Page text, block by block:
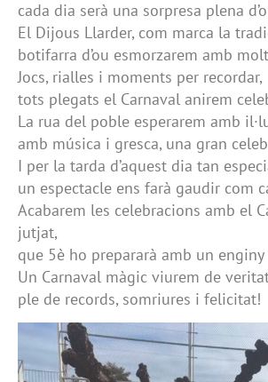
cada dia serà una sorpresa plena
El Dijous Llarder, com marca la
botifarra d’ou esmorzarem amb
Jocs, rialles i moments per recordar,
tots plegats el Carnaval anirem
La rua del poble esperarem amb
amb música i gresca, una gran
I per la tarda d’aquest dia tan
un espectacle ens farà gaudir com
Acabarem les celebracions amb el
jutjat,
que 5è ho prepararà amb un
Un Carnaval màgic viurem de
ple de records, somriures i felicitat!